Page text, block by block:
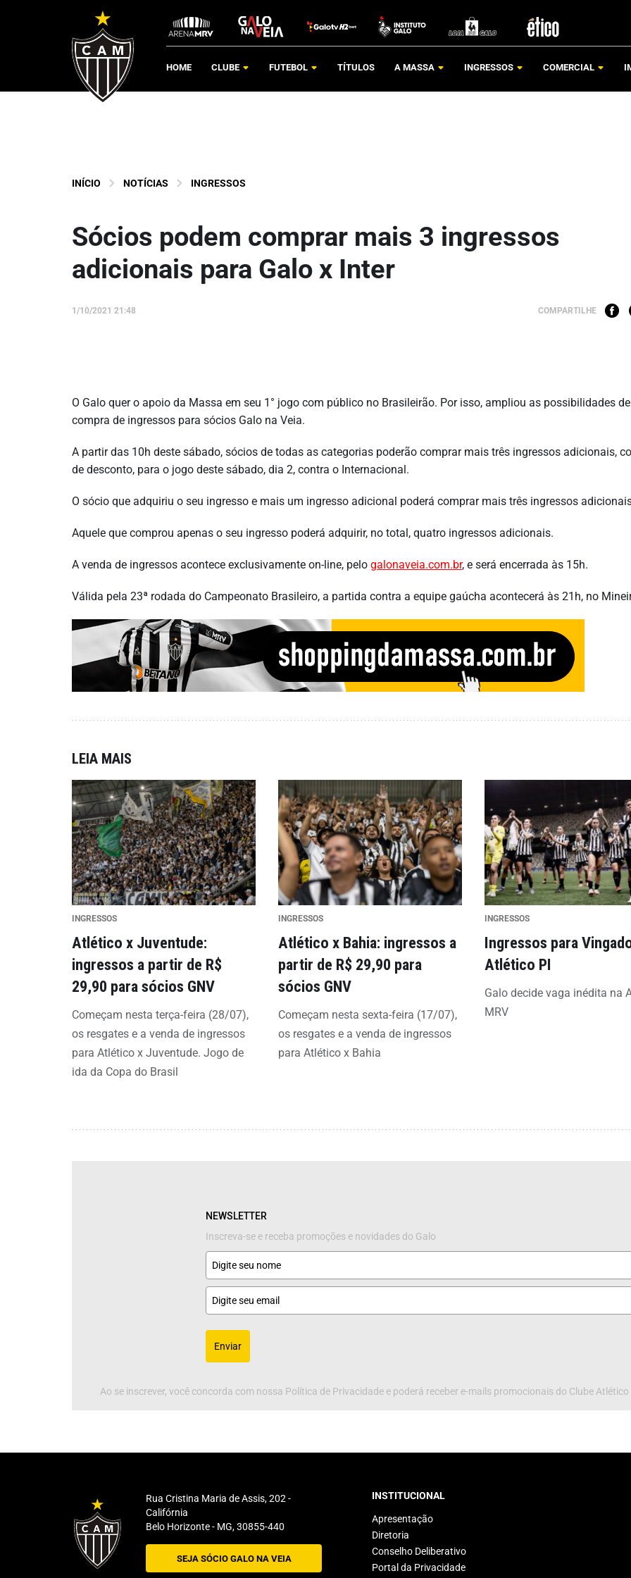
HOME CLUBE FUTEBOL TÍTULOS A MASSA INGRESSOS COMERCIAL
INÍCIO NOTÍCIAS INGRESSOS
Sócios podem comprar mais 3 ingressos
adicionais para Galo x Inter
1/10/2021 21:48 COMPARTILHE
O Galo quer o apoio da Massa em seu 1° jogo com público no Brasileirão. Por isso, ampliou as possibilidades de
compra de ingressos para sócios Galo na Veia.
A partir das 10h deste sábado, sócios de todas as categorias poderão comprar mais três ingressos adicionais,
de desconto, para o jogo deste sábado, dia 2, contra o Internacional.
O sócio que adquiriu o seu ingresso e mais um ingresso adicional poderá comprar mais três ingressos
Aquele que comprou apenas o seu ingresso poderá adquirir, no total, quatro ingressos adicionais.
A venda de ingressos acontece exclusivamente on-line, pelo galonaveia.com.br, e será encerrada às 15h.
Válida pela 23ª rodada do Campeonato Brasileiro, a partida contra a equipe gaúcha acontecerá às 21h, no
LEIA MAIS
INGRESSOS
Atlético x Juventude:
ingressos a partir de R$
29,90 para sócios GNV
Começam nesta terça-feira (28/07),
os resgates e a venda de ingressos
para Atlético x Juventude. Jogo de
ida da Copa do Brasil
INGRESSOS
Atlético x Bahia: ingressos a
partir de R$ 29,90 para
sócios GNV
Começam nesta sexta-feira (17/07),
os resgates e a venda de ingressos
para Atlético x Bahia
INGRESSOS
Ingressos para
Atlético PI
Galo decide vaga inédita na
MRV
NEWSLETTER
Inscreva-se e receba promoções e novidades do Galo
Enviar
Ao se inscrever, você concorda com nossa Política de Privacidade e poderá receber e-mails promocionais do Clube Atlético
Rua Cristina Maria de Assis, 202 -
Califórnia
Belo Horizonte - MG, 30855-440
SEJA SÓCIO GALO NA VEIA
INSTITUCIONAL
Apresentação
Diretoria
Conselho Deliberativo
Portal da Privacidade